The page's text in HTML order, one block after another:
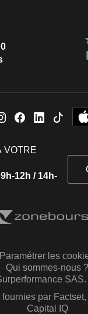
VOTRE
12h / 14h-
Paramétrer les
Qui sommes-nous ?
SAS.
fournies par
Capital IQ